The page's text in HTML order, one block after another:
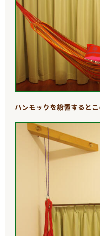
ハンモックを設置すると